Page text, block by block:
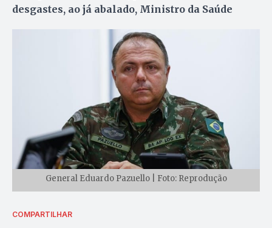
desgastes, ao já abalado, Ministro da Saúde
General Eduardo Pazuello | Foto: Reprodução
COMPARTILHAR